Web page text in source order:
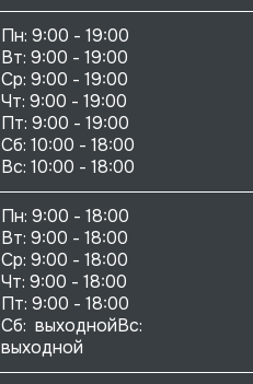
Пн: 9:00 - 19:00
Вт: 9:00 - 19:00
Ср: 9:00 - 19:00
Чт: 9:00 - 19:00
Пт: 9:00 - 19:00
Сб: 10:00 - 18:00
Пн: 9:00 - 18:00
Вт: 9:00 - 18:00
Ср: 9:00 - 18:00
Чт: 9:00 - 18:00
Пт: 9:00 - 18:00
Сб:  выходнойВс:
выходной